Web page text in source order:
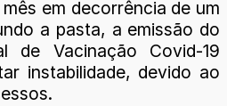
em decorrência de um
a pasta, a emissão do
de Vacinação Covid-19
instabilidade, devido ao